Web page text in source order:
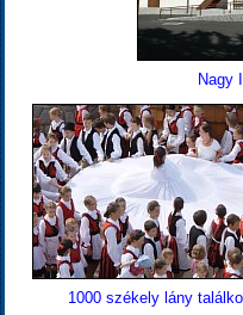
Nagy
1000 székely lány